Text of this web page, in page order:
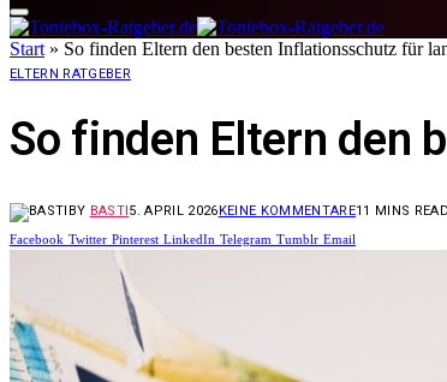
Start » So finden Eltern den besten Inflationsschutz für
ELTERN RATGEBER
So finden Eltern den
BY BASTI5. APRIL 2026KEINE KOMMENTARE11 MINS READ
Facebook Twitter Pinterest LinkedIn Telegram Tumblr Email